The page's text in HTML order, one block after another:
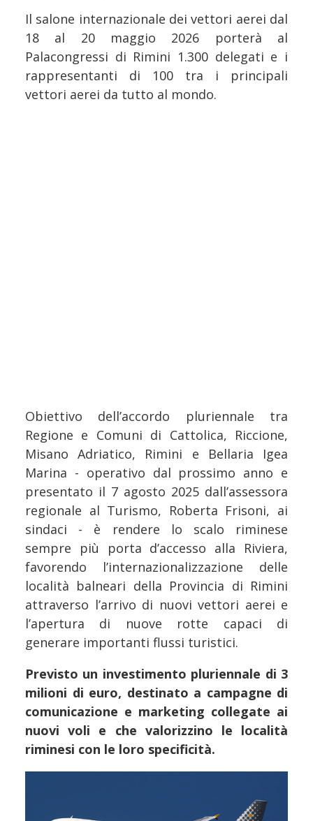
Il salone internazionale dei vettori aerei dal
18 al 20 maggio 2026 porterà al
Palacongressi di Rimini 1.300 delegati e i
rappresentanti di 100 tra i principali
vettori aerei da tutto al mondo.
Obiettivo dell’accordo pluriennale tra
Regione e Comuni di Cattolica, Riccione,
Misano Adriatico, Rimini e Bellaria Igea
Marina - operativo dal prossimo anno e
presentato il 7 agosto 2025 dall’assessora
regionale al Turismo, Roberta Frisoni, ai
sindaci - è rendere lo scalo riminese
sempre più porta d’accesso alla Riviera,
favorendo l’internazionalizzazione delle
località balneari della Provincia di Rimini
attraverso l’arrivo di nuovi vettori aerei e
l’apertura di nuove rotte capaci di
generare importanti flussi turistici.
Previsto un investimento pluriennale di 3
milioni di euro, destinato a campagne di
comunicazione e marketing collegate ai
nuovi voli e che valorizzino le località
riminesi con le loro specificità.